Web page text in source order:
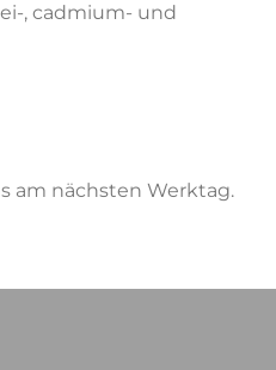
, cadmium- und
am nächsten Werktag.